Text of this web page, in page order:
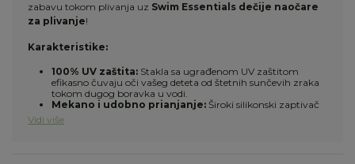
zabavu tokom plivanja uz Swim Essentials dečije naočare
za plivanje!
Karakteristike:
100% UV zaštita: Stakla sa ugrađenom UV zaštitom
efikasno čuvaju oči vašeg deteta od štetnih sunčevih zraka
tokom dugog boravka u vodi.
Mekano i udobno prianjanje: Široki silikonski zaptivač
nežno naleže na lice, sprečava prodiranje vode i pruža
maksimalnu udobnost bez neprijatnog pritiska oko očiju.
Vidi više